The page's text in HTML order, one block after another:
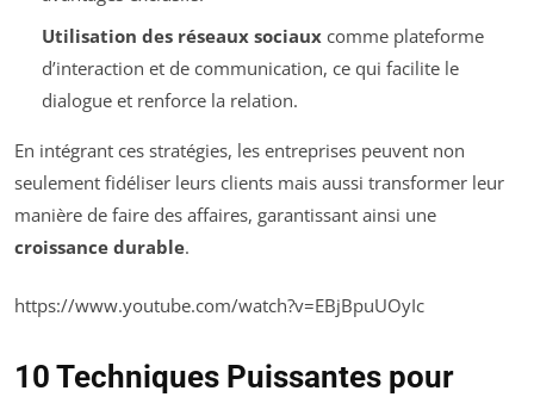
Utilisation des réseaux sociauxcomme plateforme
d’interaction et de communication, ce qui facilite le
dialogue et renforce la relation.
En intégrant ces stratégies, les entreprises peuvent non
seulement fidéliser leurs clients mais aussi transformer leur
manière de faire des affaires, garantissant ainsi une
croissance durable.
https://www.youtube.com/watch?v=EBjBpuUOyIc
10 Techniques Puissantes pour